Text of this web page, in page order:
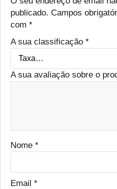
publicado. Campos
com *
A sua classificação *
A sua avaliação sobre o
Nome *
Email *